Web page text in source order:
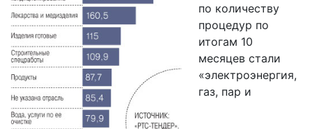
по количеству
процедур по
итогам 10
месяцев стали
«электроэнергия,
газ, пар и